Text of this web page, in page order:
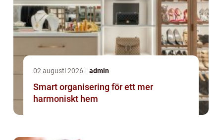
02 augusti 2026 admin
Smart organisering för ett mer
harmoniskt hem